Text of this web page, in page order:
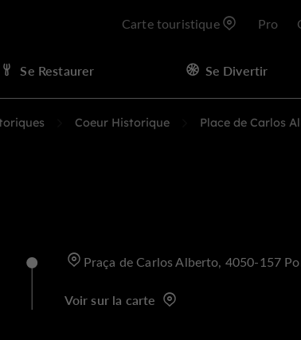
Carte touristique Pro
Se Restaurer Se Divertir
Coeur Historique Place de Carlos
Praça de Carlos Alberto, 4050-157
Voir sur la carte